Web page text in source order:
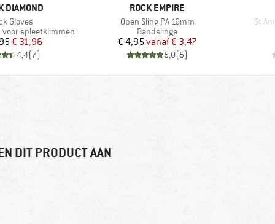
DIAMOND
Gloves
spleetklimmen
Prijs
Verlaagde prijs
€ 31,96
4,4(7)
MERK
ROCK EMPIRE
Artikel
Open Sling PA 16mm
Productgroep
Bandslinge
Prijs
€ 4,95 Verlaagde prijs
vanaf€ 3,47
5,0(5)
St
DIT PRODUCT AAN